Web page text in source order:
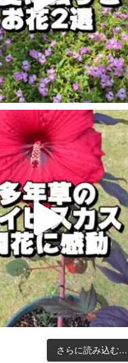
さらに読み込む...